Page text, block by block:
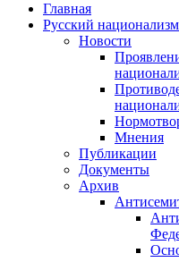
Главная
Русский
Новости
Мнения
Публикации
Документы
Архив